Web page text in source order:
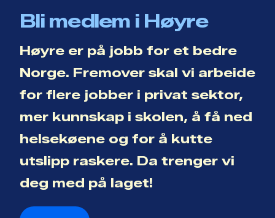
Bli medlem i Høyre
Høyre er på jobb for et bedre
Norge. Fremover skal vi arbeide
for flere jobber i privat sektor,
mer kunnskap i skolen, å få ned
helsekøene og for å kutte
utslipp raskere. Da trenger vi
deg med på laget!